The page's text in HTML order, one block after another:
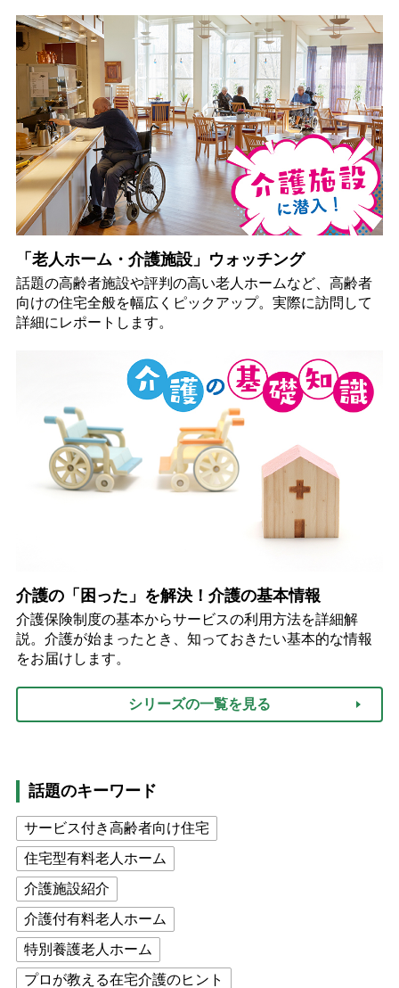
「老人ホーム・介護施設」ウォッチング
話題の高齢者施設や評判の高い老人ホームなど、高齢者
向けの住宅全般を幅広くピックアップ。実際に訪問して
詳細にレポートします。
介護の「困った」を解決！介護の基本情報
介護保険制度の基本からサービスの利用方法を詳細解
説。介護が始まったとき、知っておきたい基本的な情報
をお届けします。
シリーズの一覧を見る
話題のキーワード
サービス付き高齢者向け住宅
住宅型有料老人ホーム
介護施設紹介
介護付有料老人ホーム
特別養護老人ホーム
プロが教える在宅介護のヒント